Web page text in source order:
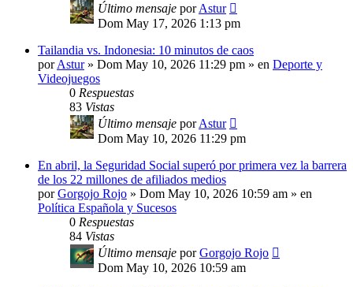
Último mensaje porAstur
Dom May 17, 2026 1:13 pm
Tailandia vs. Indonesia: 10 minutos de caos
porAstur» Dom May 10, 2026 11:29 pm » en Deporte y
Videojuegos
0 Respuestas
83 Vistas
Último mensaje porAstur
Dom May 10, 2026 11:29 pm
En abril, la Seguridad Social superó por primera vez la barrera
de los 22 millones de afiliados medios
porGorgojo Rojo » Dom May 10, 2026 10:59 am » en
Política Española y Sucesos
0 Respuestas
84 Vistas
Último mensaje porGorgojo Rojo
Dom May 10, 2026 10:59 am